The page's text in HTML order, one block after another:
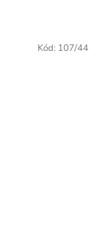
Kód: 107/44